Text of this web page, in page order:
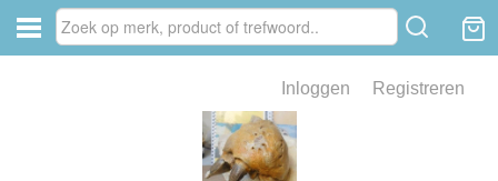
Inloggen Registreren
van fossielen en mineralen